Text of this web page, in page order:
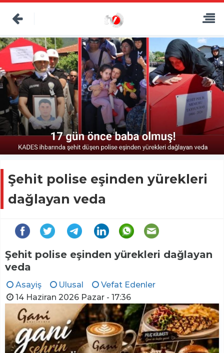
Şehit polise eşinden yürekleri
dağlayan veda
Şehit polise eşinden yürekleri dağlayan
veda
Asayiş Ulusal
Vefat Edenler
14 Haziran 2026 Pazar - 17:36